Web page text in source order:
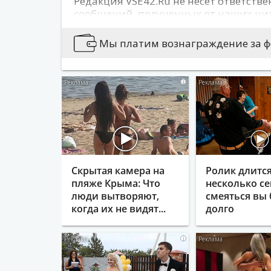
сообщений, полученных от наших
публикуется информация, носящая
содержащая иные признаки,
Вы можете сообщить новости:
Позвонив по 76-79-79
Написав на news@vse42.ru
Написав намВКонтакте
Мы платим вознаграждение за
i
Скрытая камера на
пляже Крыма: Что
люди вытворяют,
когда их не видят...
Ролик длится
несколько
смеяться вы
долго
i